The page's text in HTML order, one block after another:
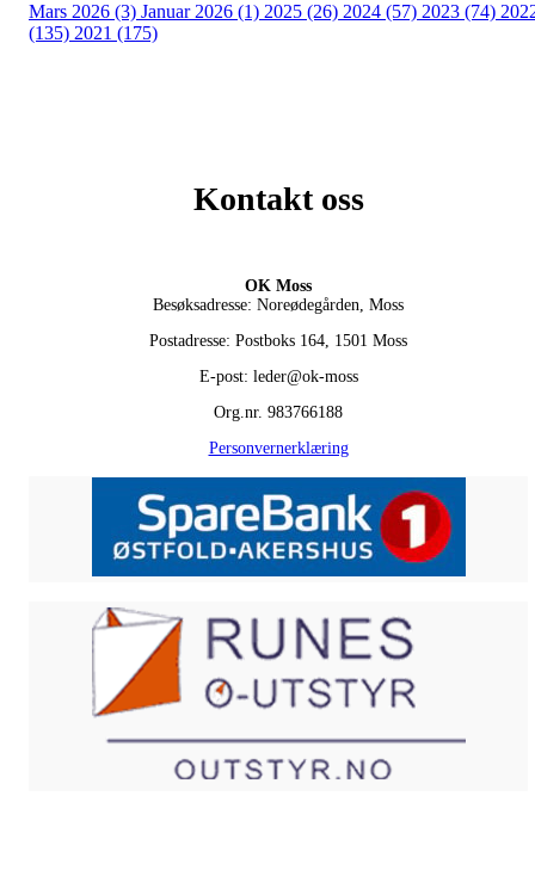
Mars 2026 (3) Januar 2026 (1) 2025 (26) 2024 (57) 2023 (74)
(135) 2021 (175)
Kontakt oss
OK Moss
Besøksadresse: Noreødegården, Moss
Postadresse: Postboks 164, 1501 Moss
E-post: leder@ok-moss
Org.nr. 983766188
Personvernerklæring